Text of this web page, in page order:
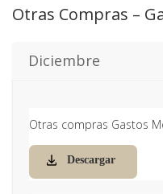
Otras Compras –
Diciembre
Otras compras Gastos
Descargar